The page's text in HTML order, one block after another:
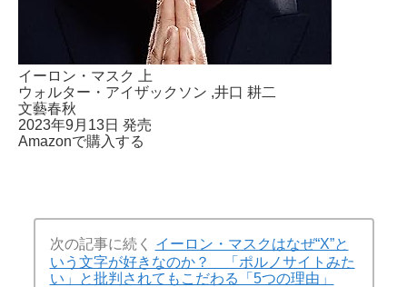
イーロン・マスク 上
ウォルター・アイザックソン ,井口 耕二
文藝春秋
2023年9月13日 発売
Amazonで購入する
次の記事に続く
イーロン・マスクはなぜ“X”と
いう文字が好きなのか？ 「ポルノサイトみた
い」と批判されてもこだわる「5つの理由」